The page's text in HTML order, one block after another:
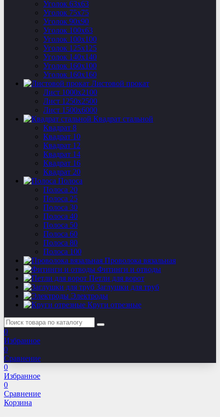
Уголок 63х63
Уголок 75х75
Уголок 90х90
Уголок 100х63
Уголок 100х100
Уголок 125х125
Уголок 140х140
Уголок 160х100
Уголок 160х160
Листовой прокат
Лист 1000х2100
Лист 1250х2500
Лист 1500х6000
Квадрат стальной
Квадрат 8
Квадрат 10
Квадрат 12
Квадрат 14
Квадрат 16
Квадрат 20
Полоса
Полоса 20
Полоса 25
Полоса 30
Полоса 40
Полоса 50
Полоса 60
Полоса 80
Полоса 100
Проволока вязальная
Фитинги и отводы
Петли для ворот
Заглушки для труб
Электроды
Круги отрезные
0
Избранное
0
Сравнение
0
Избранное
0
Сравнение
Корзина